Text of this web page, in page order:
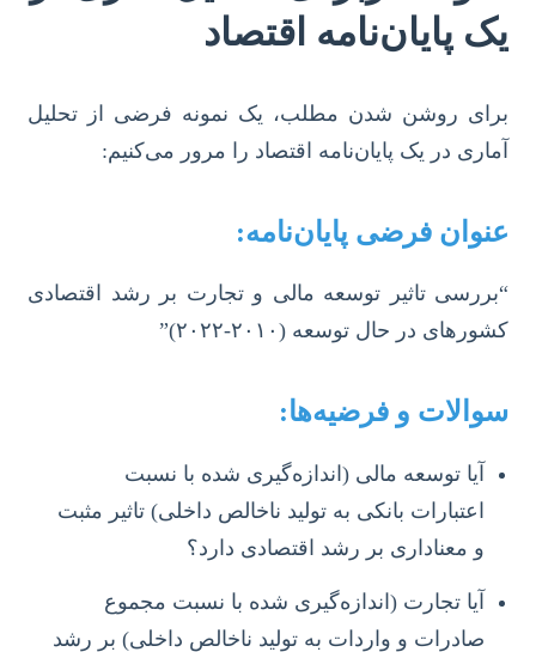
یک پایان‌نامه اقتصاد
برای روشن شدن مطلب، یک نمونه فرضی از تحلیل
آماری در یک پایان‌نامه اقتصاد را مرور می‌کنیم:
عنوان فرضی پایان‌نامه:
“بررسی تاثیر توسعه مالی و تجارت بر رشد اقتصادی
کشورهای در حال توسعه (۲۰۱۰-۲۰۲۲)”
سوالات و فرضیه‌ها:
آیا توسعه مالی (اندازه‌گیری شده با نسبت
اعتبارات بانکی به تولید ناخالص داخلی) تاثیر مثبت
و معناداری بر رشد اقتصادی دارد؟
آیا تجارت (اندازه‌گیری شده با نسبت مجموع
صادرات و واردات به تولید ناخالص داخلی) بر رشد